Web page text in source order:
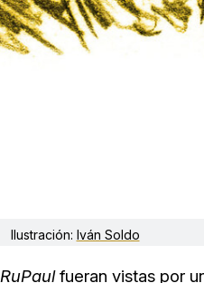
Ilustración: Iván Soldo
RuPaulfueran vistas por